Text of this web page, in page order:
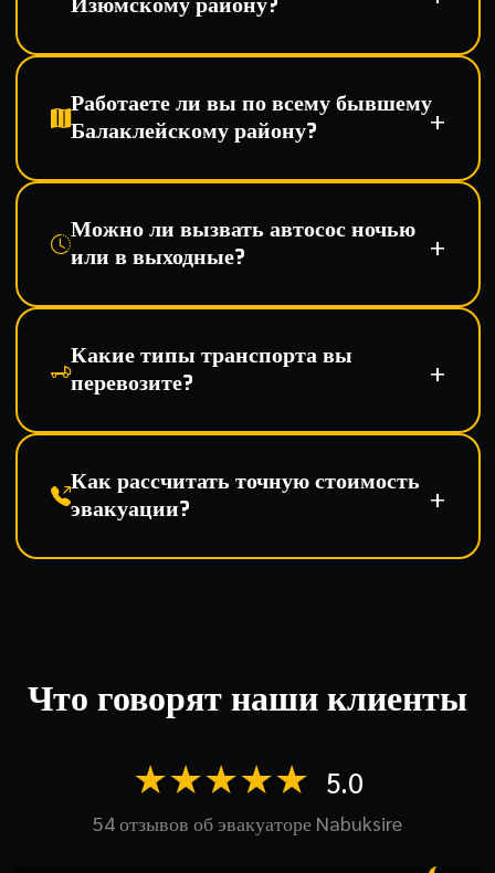
Изюмскому району?
Работаете ли вы по всему бывшему
Балаклейскому району?
Можно ли вызвать автосос ночью
или в выходные?
Какие типы транспорта вы
перевозите?
Как рассчитать точную стоимость
эвакуации?
Что говорят наши клиенты
★★★★★ 5.0
54 отзывов об эвакуаторе Nabuksire